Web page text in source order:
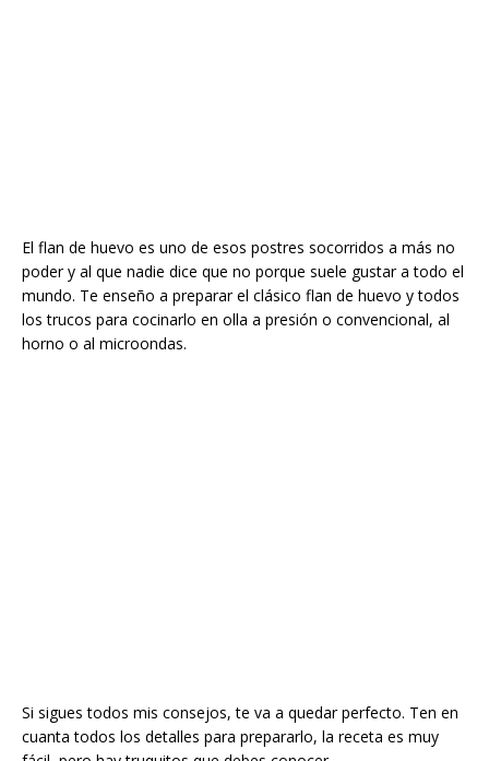
El flan de huevo es uno de esos postres socorridos a más no
poder y al que nadie dice que no porque suele gustar a todo el
mundo. Te enseño a preparar el clásico flan de huevo y todos
los trucos para cocinarlo en olla a presión o convencional, al
horno o al microondas.
Si sigues todos mis consejos, te va a quedar perfecto. Ten en
cuanta todos los detalles para prepararlo, la receta es muy